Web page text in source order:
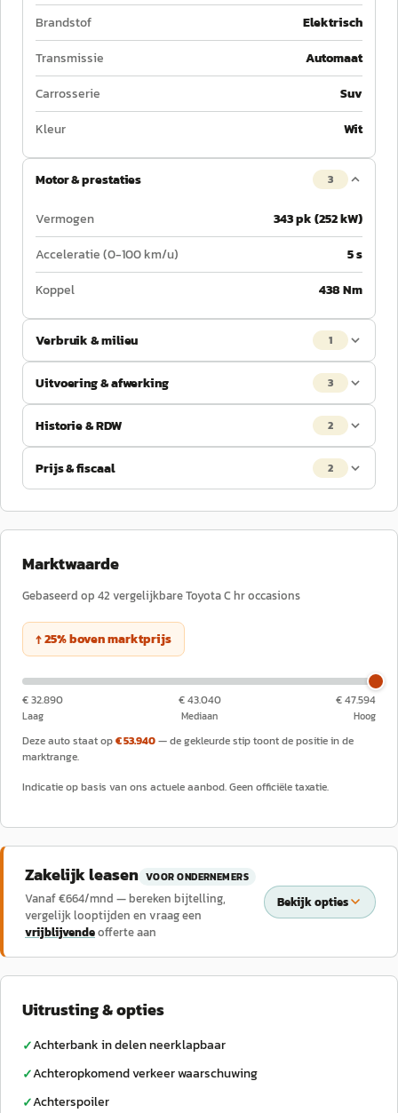
Brandstof
Elektrisch
Transmissie
Automaat
Carrosserie
Suv
Kleur
Wit
Motor & prestaties 3
Vermogen
343 pk (252 kW)
Acceleratie (0-100 km/u)
5 s
Koppel
438 Nm
Verbruik & milieu 1
Uitvoering & afwerking 3
Historie & RDW 2
Prijs & fiscaal 2
Marktwaarde
Gebaseerd op 42 vergelijkbareToyotaC hroccasions
↑25%bovenmarktprijs
€ 32.890
Laag
€ 43.040
Mediaan
€ 47.594
Hoog
Deze auto staat op€ 53.940— de gekleurde stip toont de positie in de
marktrange.
Indicatie op basis van ons actuele aanbod. Geen officiële taxatie.
Zakelijk leasen VOOR ONDERNEMERS
Vanaf €664/mnd — bereken bijtelling,
vergelijk looptijden en vraag een
vrijblijvendeofferte aan
Bekijk opties
Uitrusting & opties
✓Achterbank in delen neerklapbaar
✓Achteropkomend verkeer waarschuwing
✓Achterspoiler